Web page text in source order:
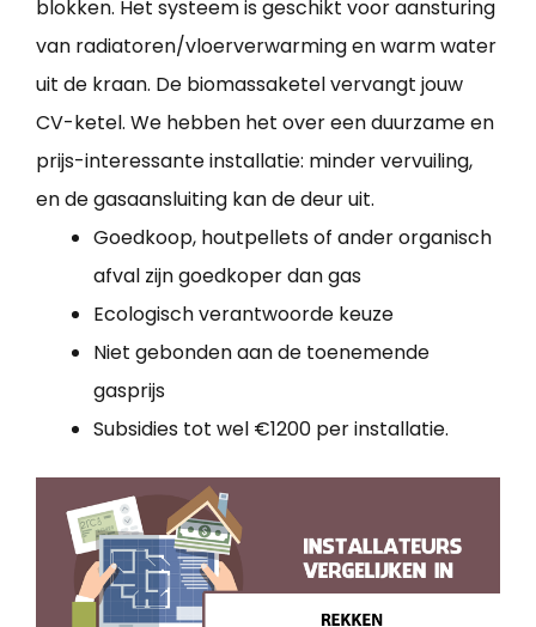
blokken. Het systeem is geschikt voor aansturing
van radiatoren/vloerverwarming en warm water
uit de kraan. De biomassaketel vervangt jouw
CV-ketel. We hebben het over een duurzame en
prijs-interessante installatie: minder vervuiling,
en de gasaansluiting kan de deur uit.
Goedkoop, houtpellets of ander organisch
afval zijn goedkoper dan gas
Ecologisch verantwoorde keuze
Niet gebonden aan de toenemende
gasprijs
Subsidies tot wel €1200 per installatie.